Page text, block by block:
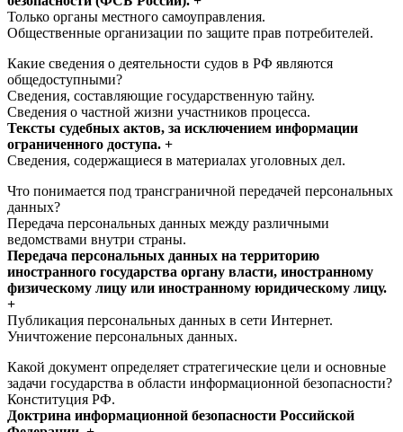
Только органы местного самоуправления.
Общественные организации по защите прав потребителей.
Какие сведения о деятельности судов в РФ являются
общедоступными?
Сведения, составляющие государственную тайну.
Сведения о частной жизни участников процесса.
Тексты судебных актов, за исключением информации
ограниченного доступа. +
Сведения, содержащиеся в материалах уголовных дел.
Что понимается под трансграничной передачей персональных
данных?
Передача персональных данных между различными
ведомствами внутри страны.
Передача персональных данных на территорию
иностранного государства органу власти, иностранному
физическому лицу или иностранному юридическому лицу.
+
Публикация персональных данных в сети Интернет.
Уничтожение персональных данных.
Какой документ определяет стратегические цели и основные
задачи государства в области информационной безопасности?
Конституция РФ.
Доктрина информационной безопасности Российской